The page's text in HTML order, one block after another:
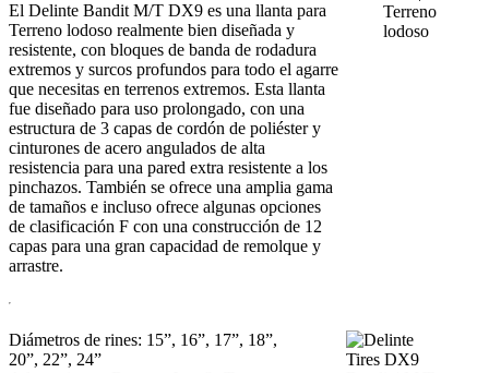
El Delinte Bandit M/T DX9 es una llanta para
Terreno lodoso realmente bien diseñada y
resistente, con bloques de banda de rodadura
extremos y surcos profundos para todo el agarre
que necesitas en terrenos extremos. Esta llanta
fue diseñado para uso prolongado, con una
estructura de 3 capas de cordón de poliéster y
cinturones de acero angulados de alta
resistencia para una pared extra resistente a los
pinchazos. También se ofrece una amplia gama
de tamaños e incluso ofrece algunas opciones
de clasificación F con una construcción de 12
capas para una gran capacidad de remolque y
arrastre.
Diámetros de rines: 15”, 16”, 17”, 18”,
20”, 22”, 24”